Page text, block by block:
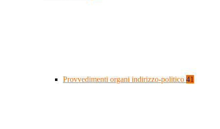
Provvedimenti organi indirizzo-politico 41